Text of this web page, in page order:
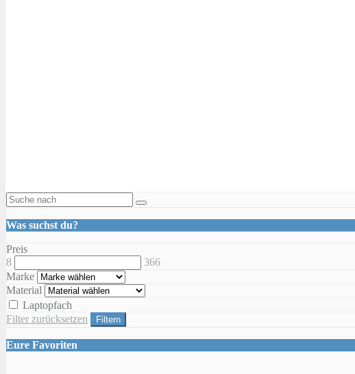
Was suchst du?
Preis
8
366
Marke
Material
Laptopfach
Filter zurücksetzen
Filtern
Eure Favoriten